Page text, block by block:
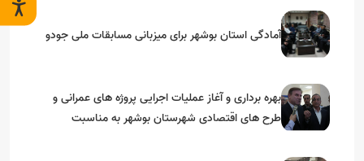
آمادگی استان بوشهر برای میزبانی مسابقات ملی جودو
بهره برداری و آغاز عملیات اجرایی پروژه های عمرانی و
طرح های اقتصادی شهرستان بوشهر به مناسبت